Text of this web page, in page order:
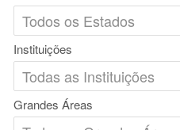
Instituições
Grandes Áreas